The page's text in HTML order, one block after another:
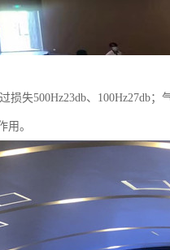
失500Hz23db、100Hz27db；
用。